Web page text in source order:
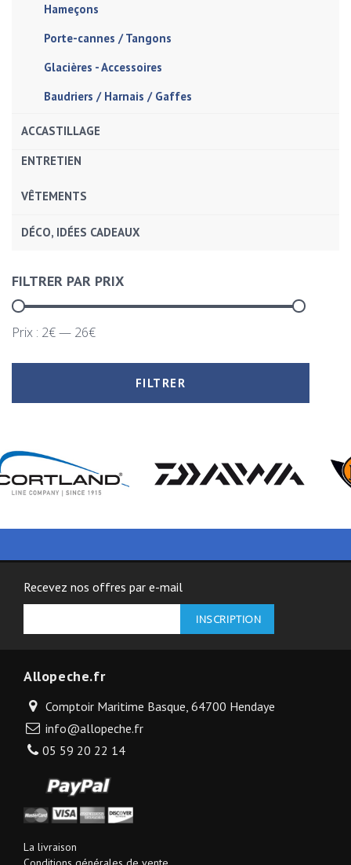
Hameçons
Porte-cannes / Tangons
Glacières - Accessoires
Baudriers / Harnais / Gaffes
ACCASTILLAGE
ENTRETIEN
VÊTEMENTS
DÉCO, IDÉES CADEAUX
FILTRER PAR PRIX
FILTRER
Prix : 2€— 26€
Recevez nos offres par e-mail
Allopeche.fr
Comptoir Maritime Basque, 64700 Hendaye
info@allopeche.fr
05 59 20 22 14
La livraison